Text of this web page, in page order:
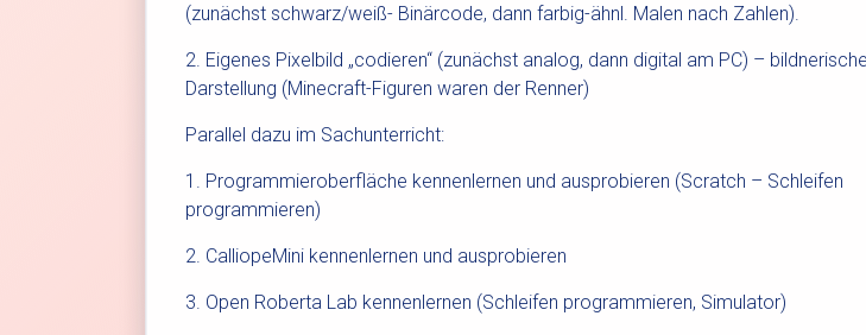
(zunächst schwarz/weiß- Binärcode, dann farbig-ähnl. Malen nach Zahlen).
2. Eigenes Pixelbild „codieren“ (zunächst analog, dann digital am PC) – bildnerische
Darstellung (Minecraft-Figuren waren der Renner)
Parallel dazu im Sachunterricht:
1. Programmieroberfläche kennenlernen und ausprobieren (Scratch – Schleifen
programmieren)
2. CalliopeMini kennenlernen und ausprobieren
3. Open Roberta Lab kennenlernen (Schleifen programmieren, Simulator)